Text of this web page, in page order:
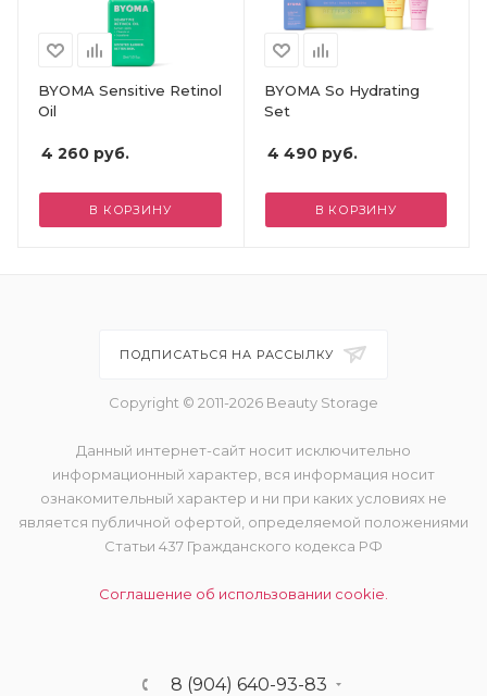
BYOMA Sensitive Retinol
Oil
4 260 руб.
В КОРЗИНУ
BYOMA So Hydrating
Set
4 490руб.
В КОРЗИНУ
ПОДПИСАТЬСЯ НА РАССЫЛКУ
Copyright © 2011-2026 Beauty Storage
Данный интернет-сайт носит исключительно
информационный характер, вся информация носит
ознакомительный характер и ни при каких условиях не
является публичной офертой, определяемой положениями
Статьи 437 Гражданского кодекса РФ
Соглашение об использовании cookie.
8 (904) 640-93-83